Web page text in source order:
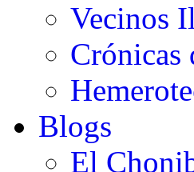
Vecinos
Crónicas
Blogs
El